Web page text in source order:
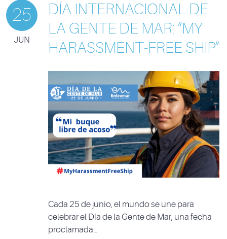
25
JUN
DÍA INTERNACIONAL DE
LA GENTE DE MAR: “MY
HARASSMENT‑FREE SHIP”
Cada 25 de junio, el mundo se une para
celebrar el Día de la Gente de Mar, una fecha
proclamada…